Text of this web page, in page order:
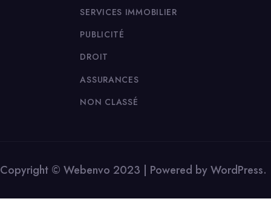
SERVICES IMMOBILIER
PUBLICITÉ
DROIT
ASSURANCES
NON CLASSÉ
Copyright © Webenvo 2023 | Powered by WordPress.